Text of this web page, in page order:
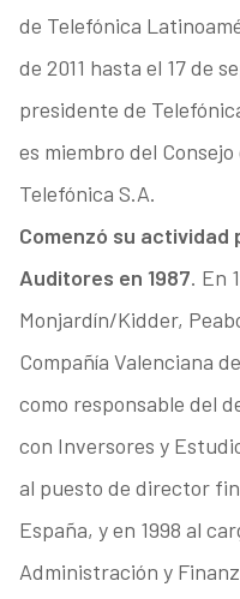
de Telefónica
de 2011 hasta el 17 de
presidente de
es miembro del
Telefónica S.A.
Comenzó su
Auditores en 1987. En
Monjardín/Kidder,
Compañía Valenciana
como responsable del
con Inversores y
al puesto de director
España, y en 1998 al
Administración y